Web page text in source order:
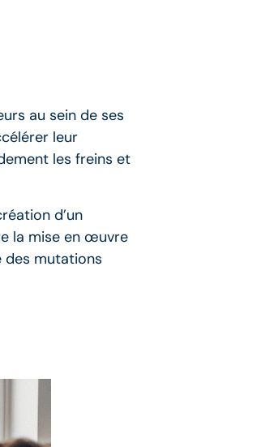
au sein de ses
leur
les freins et
d’un
la mise en œuvre
des mutations